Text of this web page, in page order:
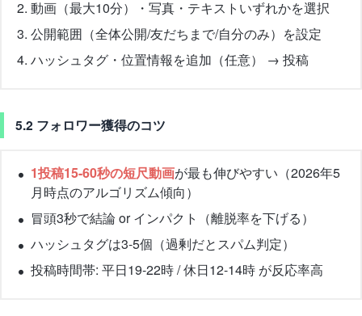
動画（最大10分）・写真・テキストいずれかを選択
公開範囲（全体公開/友だちまで/自分のみ）を設定
ハッシュタグ・位置情報を追加（任意） → 投稿
5.2 フォロワー獲得のコツ
1投稿15-60秒の短尺動画が最も伸びやすい（2026年5
月時点のアルゴリズム傾向）
冒頭3秒で結論 or インパクト（離脱率を下げる）
ハッシュタグは3-5個（過剰だとスパム判定）
投稿時間帯: 平日19-22時 / 休日12-14時 が反応率高